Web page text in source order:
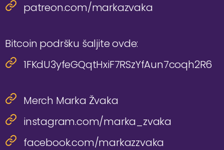
patreon.com/markazvaka
Bitcoin podršku šaljite ovde:
1FKdU3yfeGQqtHxiF7RSzYfAun7coqh2R6
Merch Marka Žvaka
instagram.com/marka_zvaka
facebook.com/markazzvaka